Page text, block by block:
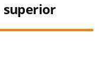
superior